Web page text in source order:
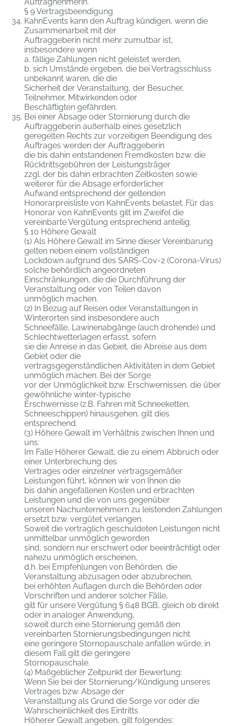
§ 9 Vertragsbeendigung
KahnEvents kann den Auftrag kündigen, wenn die
Zusammenarbeit mit der
Auftraggeberin nicht mehr zumutbar ist,
insbesondere wenn
a. fällige Zahlungen nicht geleistet werden,
b. sich Umstände ergeben, die bei Vertragsschluss
unbekannt waren, die die
Sicherheit der Veranstaltung, der Besucher,
Teilnehmer, Mitwirkenden oder
Beschäftigten gefährden.
Bei einer Absage oder Stornierung durch die
Auftraggeberin außerhalb eines gesetzlich
geregelten Rechts zur vorzeitigen Beendigung des
Auftrages werden der Auftraggeberin
die bis dahin entstandenen Fremdkosten bzw. die
Rücktrittsgebühren der Leistungsträger
zzgl. der bis dahin erbrachten Zeitkosten sowie
weiterer für die Absage erforderlicher
Aufwand entsprechend der geltenden
Honorarpreisliste von KahnEvents belastet. Für das
Honorar von KahnEvents gilt im Zweifel die
vereinbarte Vergütung entsprechend anteilig.
§ 10 Höhere Gewalt
(1) Als Höhere Gewalt im Sinne dieser Vereinbarung
gelten neben einem vollständigen
Lockdown aufgrund des SARS-Cov-2 (Corona-Virus)
solche behördlich angeordneten
Einschränkungen, die die Durchführung der
Veranstaltung oder von Teilen davon
unmöglich machen.
(2) In Bezug auf Reisen oder Veranstaltungen in
Winterorten sind insbesondere auch
Schneefälle, Lawinenabgänge (auch drohende) und
Schlechtwetterlagen erfasst, sofern
sie die Anreise in das Gebiet, die Abreise aus dem
Gebiet oder die
vertragsgegenständlichen Aktivitäten in dem Gebiet
unmöglich machen. Bei der Sorge
vor der Unmöglichkeit bzw. Erschwernissen, die über
gewöhnliche winter-typische
Erschwernisse (z.B. Fahren mit Schneeketten,
Schneeschippen) hinausgehen, gilt dies
entsprechend.
(3) Höhere Gewalt im Verhältnis zwischen Ihnen und
uns:
Im Falle Höherer Gewalt, die zu einem Abbruch oder
einer Unterbrechung des
Vertrages oder einzelner vertragsgemäßer
Leistungen führt, können wir von Ihnen die
bis dahin angefallenen Kosten und erbrachten
Leistungen und die von uns gegenüber
unseren Nachunternehmern zu leistenden Zahlungen
ersetzt bzw. vergütet verlangen.
Soweit die vertraglich geschuldeten Leistungen nicht
unmittelbar unmöglich geworden
sind, sondern nur erschwert oder beeinträchtigt oder
nahezu unmöglich erscheinen,
d.h. bei Empfehlungen von Behörden, die
Veranstaltung abzusagen oder abzubrechen,
bei erhöhten Auflagen durch die Behörden oder
Vorschriften und anderer solcher Fälle,
gilt für unsere Vergütung § 648 BGB, gleich ob direkt
oder in analoger Anwendung,
soweit durch eine Stornierung gemäß den
vereinbarten Stornierungsbedingungen nicht
eine geringere Stornopauschale anfallen würde; in
diesem Fall gilt die geringere
Stornopauschale.
(4) Maßgeblicher Zeitpunkt der Bewertung:
Wenn Sie bei der Stornierung/Kündigung unseres
Vertrages bzw. Absage der
Veranstaltung als Grund die Sorge vor oder die
Wahrscheinlichkeit des Eintritts
Höherer Gewalt angeben, gilt folgendes: